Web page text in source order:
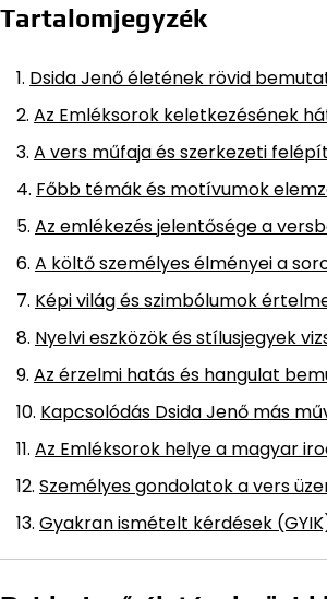
Tartalomjegyzék
Dsida Jenő életének rövid
Az Emléksorok keletkezésének
A vers műfaja és szerkezeti
Főbb témák és motívumok
Az emlékezés jelentősége a
A költő személyes élményei a
Képi világ és szimbólumok
Nyelvi eszközök és stílusjegyek
Az érzelmi hatás és hangulat
Kapcsolódás Dsida Jenő más
Az Emléksorok helye a magyar
Személyes gondolatok a vers
Gyakran ismételt kérdések